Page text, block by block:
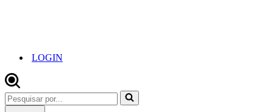
LOGIN
Pesquisar
por...